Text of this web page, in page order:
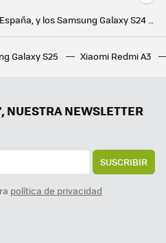
La primera gran actualización de Android 15 estará cargada de novedades y ya puedes probar algunas en tu Pixel
10 apps maravillosas de Mac que aún no tienen equivalente de la misma calidad en Windows
Galaxy S25 Xiaomi Redmi A3
NEWSLETTER
SUSCRIBIR
política de privacidad